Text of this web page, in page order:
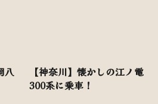
八
【神奈川】懐かしの江ノ電
300系に乗車！